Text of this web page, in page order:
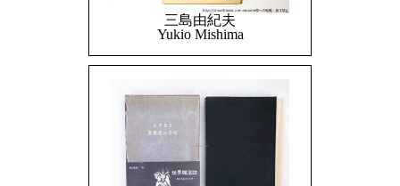
三島由紀夫
Yukio Mishima